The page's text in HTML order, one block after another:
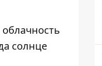
солнце